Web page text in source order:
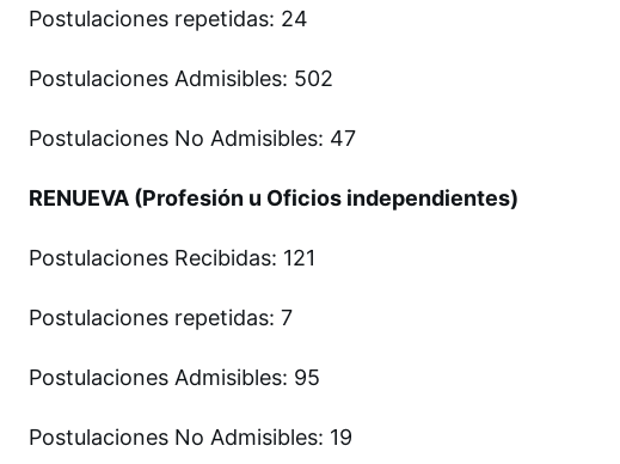
Postulaciones repetidas: 24
Postulaciones Admisibles: 502
Postulaciones No Admisibles: 47
RENUEVA (Profesión u Oficios independientes)
Postulaciones Recibidas: 121
Postulaciones repetidas: 7
Postulaciones Admisibles: 95
Postulaciones No Admisibles: 19